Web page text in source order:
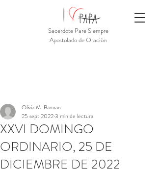
Sacerdote Pare Siempre
Apostolado de Oración
XXVI DOMINGO
ORDINARIO, 25 DE
DICIEMBRE DE 2022
Olivia M. Bannan
25 sept 20223 min de lectura